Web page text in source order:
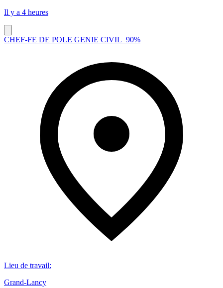
Il y a 4 heures
CHEF-FE DE POLE GENIE CIVIL_90%
Lieu de travail:
Grand-Lancy